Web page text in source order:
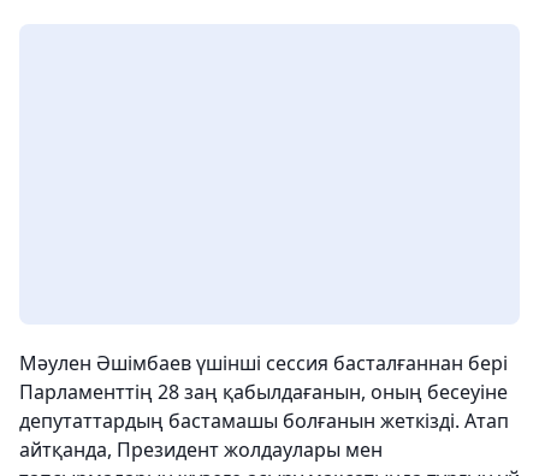
Мәулен Әшімбаев үшінші сессия басталғаннан бері
Парламенттің 28 заң қабылдағанын, оның бесеуіне
депутаттардың бастамашы болғанын жеткізді. Атап
айтқанда, Президент жолдаулары мен